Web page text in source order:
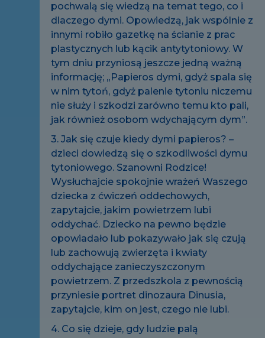
pochwalą się wiedzą na temat tego, co i
dlaczego dymi. Opowiedzą, jak wspólnie z
innymi robiło gazetkę na ścianie z prac
plastycznych lub kącik antytytoniowy. W
tym dniu przyniosą jeszcze jedną ważną
informację; „Papieros dymi, gdyż spala się
w nim tytoń, gdyż palenie tytoniu niczemu
nie służy i szkodzi zarówno temu kto pali,
jak również osobom wdychającym dym”.
3. Jak się czuje kiedy dymi papieros? –
dzieci dowiedzą się o szkodliwości dymu
tytoniowego. Szanowni Rodzice!
Wysłuchajcie spokojnie wrażeń Waszego
dziecka z ćwiczeń oddechowych,
zapytajcie, jakim powietrzem lubi
oddychać. Dziecko na pewno będzie
opowiadało lub pokazywało jak się czują
lub zachowują zwierzęta i kwiaty
oddychające zanieczyszczonym
powietrzem. Z przedszkola z pewnością
przyniesie portret dinozaura Dinusia,
zapytajcie, kim on jest, czego nie lubi.
4. Co się dzieje, gdy ludzie palą